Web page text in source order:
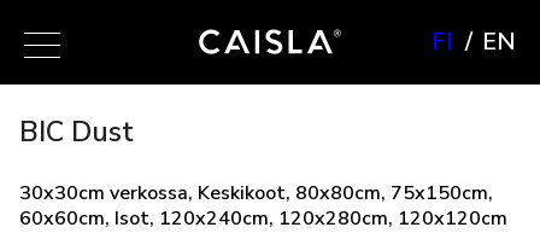
FI EN
BIC Dust
30x30cm verkossa, Keskikoot, 80x80cm, 75x150cm,
60x60cm, Isot, 120x240cm, 120x280cm, 120x120cm